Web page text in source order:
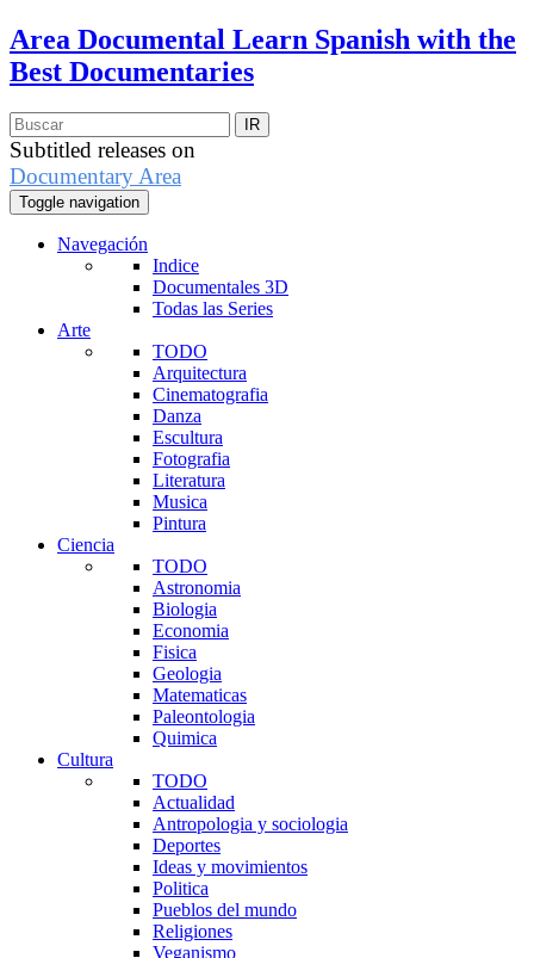
Area Documental Learn Spanish with the
Best Documentaries
Subtitled releases on
Documentary Area
Toggle navigation
Navegación
Indice
Documentales 3D
Todas las Series
Arte
TODO
Arquitectura
Cinematografia
Danza
Escultura
Fotografia
Literatura
Musica
Pintura
Ciencia
TODO
Astronomia
Biologia
Economia
Fisica
Geologia
Matematicas
Paleontologia
Quimica
Cultura
TODO
Actualidad
Antropologia y sociologia
Deportes
Ideas y movimientos
Politica
Pueblos del mundo
Religiones
Veganismo